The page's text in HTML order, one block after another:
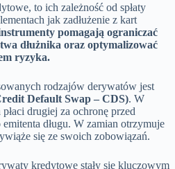
to ich zależność od spłaty
jak zadłużenie z kart
pomagają ograniczać
dłużnika oraz optymalizować
ryzyka.
rodzajów derywatów jest
Default Swap – CDS). W
drugiej za ochronę przed
długu. W zamian otrzymuje
się ze swoich zobowiązań.
kredytowe stały się kluczowym